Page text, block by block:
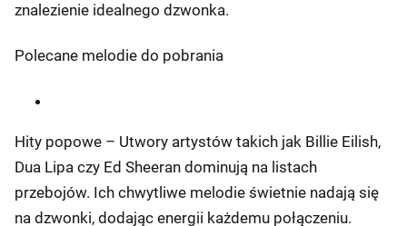
znalezienie idealnego dzwonka.
Polecane melodie do pobrania
Hity popowe – Utwory artystów takich jak Billie Eilish,
Dua Lipa czy Ed Sheeran dominują na listach
przebojów. Ich chwytliwe melodie świetnie nadają się
na dzwonki, dodając energii każdemu połączeniu.